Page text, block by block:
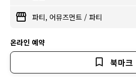
파티, 어뮤즈먼트 / 파티
온라인 예약
북마크